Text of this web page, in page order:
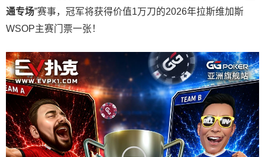
通专场”赛事，冠军将获得价值1万刀的2026年拉斯维加斯
WSOP主赛门票一张！